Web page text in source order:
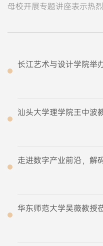
母校开展专题讲座表示热
走进数字产业前沿，解
华东师范大学吴薇教授